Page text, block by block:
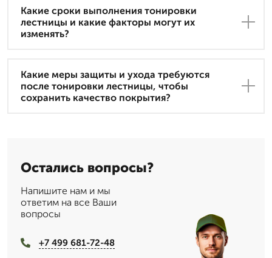
Какие сроки выполнения тонировки
лестницы и какие факторы могут их
изменять?
Какие меры защиты и ухода требуются
после тонировки лестницы, чтобы
сохранить качество покрытия?
Остались вопросы?
Напишите нам и мы
ответим на все Ваши
вопросы
+7 499 681-72-48